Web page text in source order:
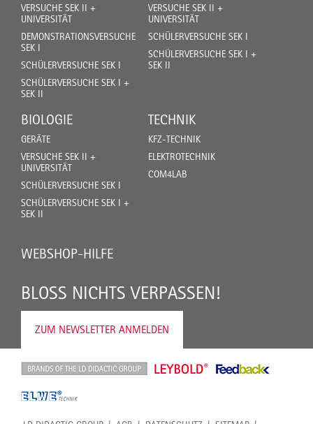
VERSUCHE SEK II +
UNIVERSITÄT
DEMONSTRATIONSVERSUCHE
SEK I
SCHÜLERVERSUCHE SEK I
SCHÜLERVERSUCHE SEK I +
SEK II
VERSUCHE SEK II +
UNIVERSITÄT
SCHÜLERVERSUCHE SEK I
SCHÜLERVERSUCHE SEK I +
SEK II
BIOLOGIE
GERÄTE
VERSUCHE SEK II +
UNIVERSITÄT
SCHÜLERVERSUCHE SEK I
SCHÜLERVERSUCHE SEK I +
SEK II
TECHNIK
KFZ-TECHNIK
ELEKTROTECHNIK
COM4LAB
WEBSHOP-HILFE
BLOSS NICHTS VERPASSEN!
ZUM NEWSLETTER ANMELDEN